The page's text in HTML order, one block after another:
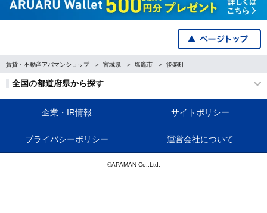
賃貸・不動産アパマンショップ 宮城県 塩竈市 後楽町
全国の都道府県から探す
企業・IR情報 サイトポリシー
プライバシーポリシー 運営会社について
©APAMAN Co.,Ltd.